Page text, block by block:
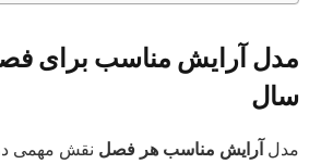
مدل آرایش مناسب برای
سال
مدل آرایش مناسب هر فصل نقش مهمی